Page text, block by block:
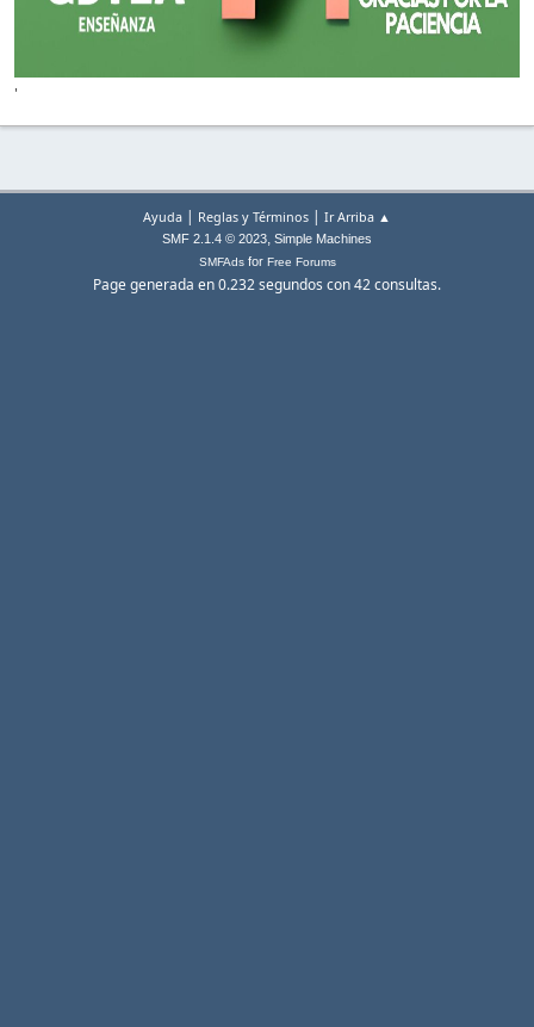
'
Ayuda | Reglas y Términos | Ir Arriba ▲
SMF 2.1.4 © 2023, Simple Machines
SMFAdsfor Free Forums
Page generada en 0.232 segundos con 42 consultas.